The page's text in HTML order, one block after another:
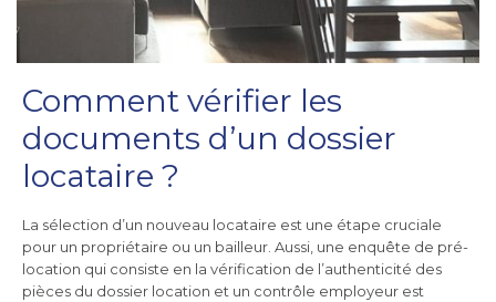
Comment vérifier les
documents d’un dossier
locataire ?
La sélection d’un nouveau locataire est une étape cruciale
pour un propriétaire ou un bailleur. Aussi, une enquête de pré-
location qui consiste en la vérification de l’authenticité des
pièces du dossier location et un contrôle employeur est